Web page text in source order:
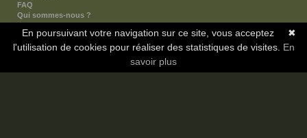
FAQ
Qui sommes-nous ?
Nos partenaires
Faites-nous connaitre
Nous contacter
✖
En poursuivant votre navigation sur ce site, vous acceptez
l'utilisation de cookies pour réaliser des statistiques de visites. En
savoir plus